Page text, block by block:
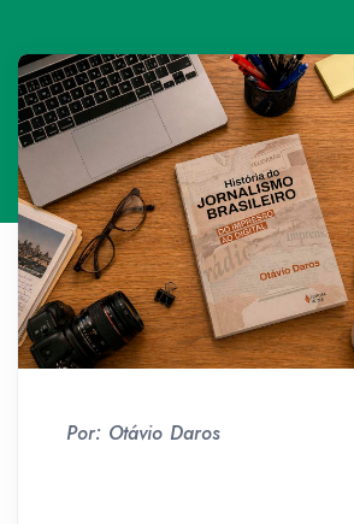
Por: Otávio Daros